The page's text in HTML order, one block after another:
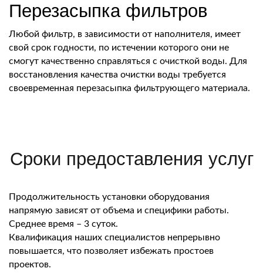
Перезасыпка фильтров
Любой фильтр, в зависимости от наполнителя, имеет
свой срок годности, по истечении которого они не
смогут качественно справляться с очисткой воды. Для
восстановления качества очистки воды требуется
своевременная перезасыпка фильтрующего материала.
Сроки предоставления услуг
Продолжительность установки оборудования
напрямую зависят от объема и специфики работы.
Среднее время – 3 суток.
Квалификация наших специалистов непрерывно
повышается, что позволяет избежать простоев
проектов.